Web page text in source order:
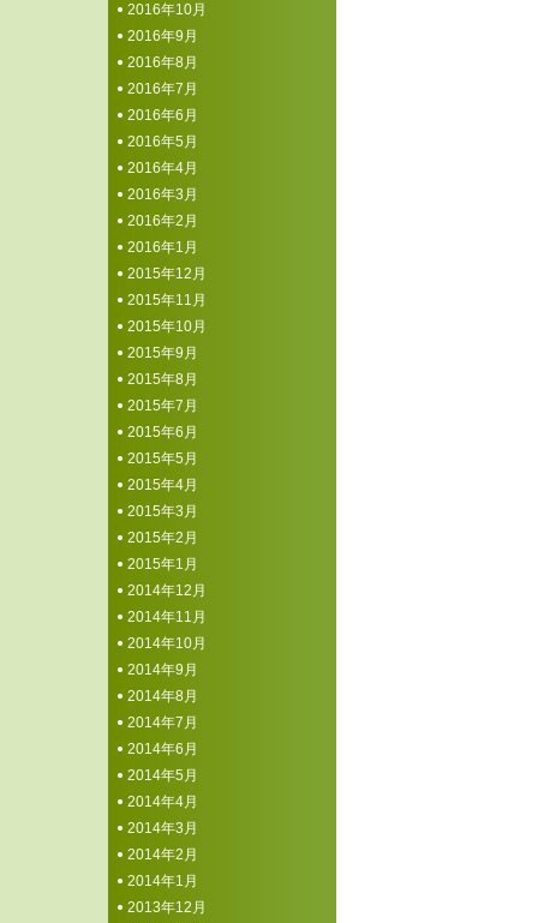
2016年10月
2016年9月
2016年8月
2016年7月
2016年6月
2016年5月
2016年4月
2016年3月
2016年2月
2016年1月
2015年12月
2015年11月
2015年10月
2015年9月
2015年8月
2015年7月
2015年6月
2015年5月
2015年4月
2015年3月
2015年2月
2015年1月
2014年12月
2014年11月
2014年10月
2014年9月
2014年8月
2014年7月
2014年6月
2014年5月
2014年4月
2014年3月
2014年2月
2014年1月
2013年12月